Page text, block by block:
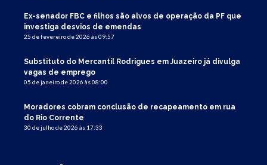
Ex-senador FBC e filhos são alvos de operação da PF que
investiga desvios de emendas
25 de fevereiro de 2026 às 09:57
Substituto do Mercantil Rodrigues em Juazeiro já divulga
vagas de emprego
05 de janeiro de 2026 às 08:00
Moradores cobram conclusão de recapeamento em rua
do Rio Corrente
30 de julho de 2026 às 17:33